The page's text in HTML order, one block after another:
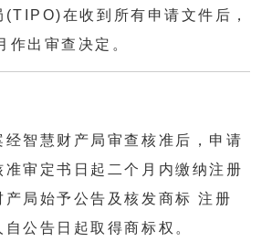
(TIPO)在收到所有申请文件后，
作出审查决定。
经智慧财产局审查核准后，申请
准审定书日起二个月内缴纳注册
产局始予公告及核发商标 注册
公告日起取得商标权。